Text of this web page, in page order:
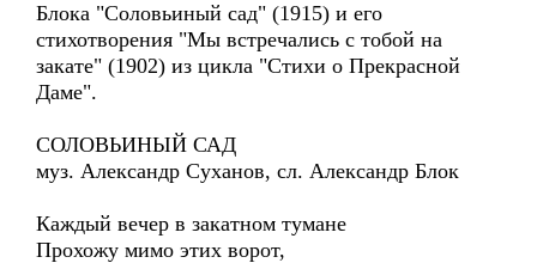
Блока "Соловьиный сад" (1915) и его
стихотворения "Мы встречались с тобой на
закате" (1902) из цикла "Стихи о Прекрасной
Даме".
СОЛОВЬИНЫЙ САД
муз. Александр Суханов, сл. Александр Блок
Каждый вечер в закатном тумане
Прохожу мимо этих ворот,